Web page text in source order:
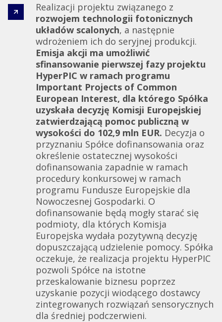
Realizacji projektu związanego z
rozwojem technologii fotonicznych
układów scalonych, a następnie
wdrożeniem ich do seryjnej produkcji.
Emisja akcji ma umożliwić
sfinansowanie pierwszej fazy projektu
HyperPIC w ramach programu
Important Projects of Common
European Interest, dla którego Spółka
uzyskała decyzję Komisji Europejskiej
zatwierdzającą pomoc publiczną w
wysokości do 102,9 mln EUR. Decyzja o
przyznaniu Spółce dofinansowania oraz
określenie ostatecznej wysokości
dofinansowania zapadnie w ramach
procedury konkursowej w ramach
programu Fundusze Europejskie dla
Nowoczesnej Gospodarki. O
dofinansowanie będą mogły starać się
podmioty, dla których Komisja
Europejska wydała pozytywną decyzję
dopuszczającą udzielenie pomocy. Spółka
oczekuje, że realizacja projektu HyperPIC
pozwoli Spółce na istotne
przeskalowanie biznesu poprzez
uzyskanie pozycji wiodącego dostawcy
zintegrowanych rozwiązań sensorycznych
dla średniej podczerwieni.